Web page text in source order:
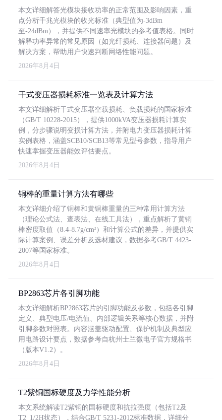
本文详细解答光模块接收功率的正常范围及影响因素，重
点分析千兆光模块的收光标准（典型值为-3dBm
至-24dBm），并提供不同速率光模块的参考值表格。同时
解释功率异常的常见原因（如光纤损耗、连接器问题）及
解决方案，帮助用户快速判断网络性能问题。
2026年8月4日
干式变压器损耗标准一览表及计算方法
本文详细解析干式变压器空载损耗、负载损耗的国家标准
（GB/T 10228-2015），提供1000kVA变压器损耗计算实
例，分步骤说明变损计算方法，并附电力变压器损耗计算
实例表格，涵盖SCB10/SCB13等常见型号参数，指导用户
快速掌握变压器能效评估要点。
2026年8月4日
铜棒的重量计算方法有哪些
本文详细介绍了铜棒和黄铜棒重量的三种常用计算方法
（理论公式法、查表法、在线工具法），重点解析了黄铜
棒密度取值（8.4-8.7g/cm³）和计算公式的差异，并提供实
际计算案例、误差分析及选材建议，数据参考GB/T 4423-
2007等国家标准。
2026年8月4日
BP2863芯片各引脚功能
本文详细解析BP2863芯片的引脚功能及参数，包括各引脚
定义、典型电压/电流值、内部逻辑关系等核心数据，并附
引脚参数对照表。内容涵盖驱动配置、保护机制及典型应
用电路设计要点，数据参考自杭州士兰微电子官方规格书
（版本V1.2）。
2026年8月4日
T2紫铜国标硬度及力学性能分析
本文系统解读T2紫铜的国标硬度和抗拉强度（包括T2及
T2_1/2H状态），结合GB/T 5231-2012标准数据，详细分